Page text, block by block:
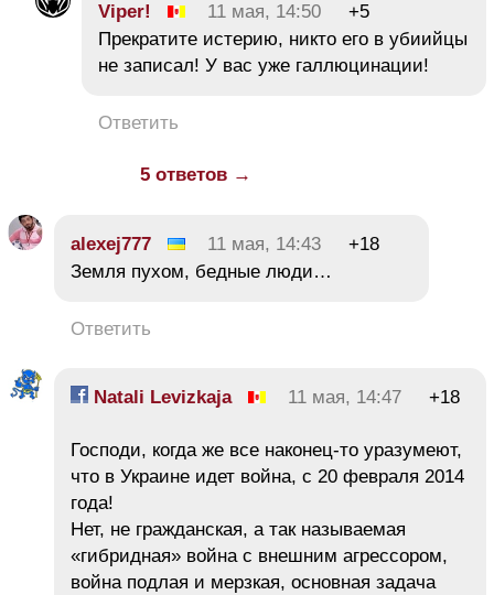
Viper! 11 мая, 14:50
+5
Прекратите истерию, никто его в убиийцы
не записал! У вас уже галлюцинации!
Ответить
5 ответов →
alexej777 11 мая, 14:43
+18
Земля пухом, бедные люди…
Ответить
Natali Levizkaja 11 мая, 14:47 +18
Господи, когда же все наконец-то уразумеют,
что в Украине идет война, с 20 февраля 2014
года!
Нет, не гражданская, а так называемая
«гибридная» война с внешним агрессором,
война подлая и мерзкая, основная задача